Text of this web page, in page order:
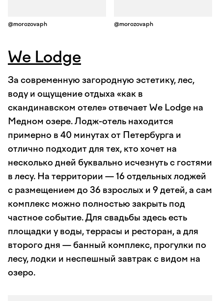
@morozovaph @morozovaph
We Lodge
За современную загородную эстетику, лес,
воду и ощущение отдыха «как в
скандинавском отеле» отвечает We Lodge на
Медном озере. Лодж-отель находится
примерно в 40 минутах от Петербурга и
отлично подходит для тех, кто хочет на
несколько дней буквально исчезнуть с гостями
в лесу. На территории — 16 отдельных лоджей
с размещением до 36 взрослых и 9 детей, а сам
комплекс можно полностью закрыть под
частное событие. Для свадьбы здесь есть
площадки у воды, террасы и ресторан, а для
второго дня — банный комплекс, прогулки по
лесу, лодки и неспешный завтрак с видом на
озеро.